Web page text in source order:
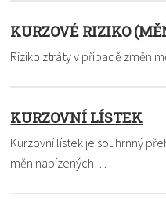
KURZOVÉ RIZIKO
Riziko ztráty v případě změn
KURZOVNÍ LÍSTEK
Kurzovní lístek je souhrnný
měn nabízených…